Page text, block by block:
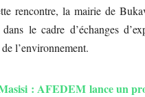
rencontre, la mairie de
dans le cadre d’échanges
l’environnement.
: AFEDEM lance un